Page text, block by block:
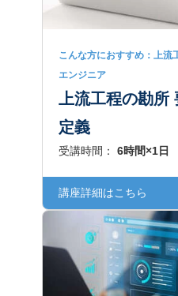
こんな方におすすめ：上流
エンジニア
上流工程の勘所
定義
受講時間： 6時間×1日
講座詳細はこちら